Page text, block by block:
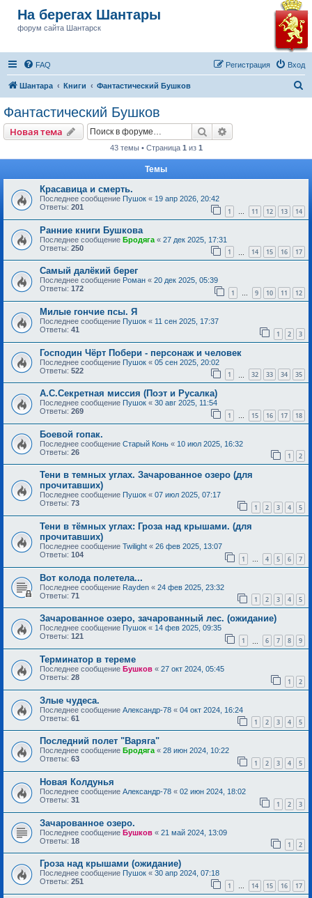
На берегах Шантары
форум сайта Шантарск
FAQ Вход
Регистрация
Шантара Книги Фантастический Бушков
Фантастический Бушков
Новая тема Поиск
43 темы • Страница 1 из 1
Темы
Красавица и смерть.
Последнее сообщение Пушок « 19 апр 2026, 20:42
Ответы: 201 1 … 11 12 13 14
Ранние книги Бушкова
Последнее сообщение Бродяга « 27 дек 2025, 17:31
Ответы: 250 1 14 15 16 17
Самый далёкий берег
Последнее сообщение Роман « 20 дек 2025, 05:39
Ответы: 172 1 … 9 10 11 12
Милые гончие псы. Я
Последнее сообщение Пушок « 11 сен 2025, 17:37
Ответы: 41 1 2 3
Господин Чёрт Побери - персонаж и человек
Последнее сообщение Пушок « 05 сен 2025, 20:02
Ответы: 522 1 32 33 34 35
А.С.Секретная миссия (Поэт и Русалка)
Последнее сообщение Пушок « 30 авг 2025, 11:54
Ответы: 269 1 … 15 16 17 18
Боевой гопак.
Последнее сообщение Старый Конь « 10 июл 2025, 16:32
Ответы: 26 1 2
Тени в темных углах. Зачарованное озеро (для
прочитавших)
Последнее сообщение Пушок « 07 июл 2025, 07:17
Ответы: 73 1 2 3 4 5
Тени в тёмных углах: Гроза над крышами. (для
прочитавших)
Последнее сообщение Twilight « 26 фев 2025, 13:07
Ответы: 104 1 … 4 5 6 7
Вот колода полетела...
Последнее сообщение Rayden « 24 фев 2025, 23:32
Ответы: 71 1 2 3 4 5
Зачарованное озеро, зачарованный лес. (ожидание)
Последнее сообщение Пушок « 14 фев 2025, 09:35
Ответы: 121 1 6 7 8 9
Терминатор в тереме
Последнее сообщение Бушков « 27 окт 2024, 05:45
Ответы: 28 1 2
Злые чудеса.
Последнее сообщение Александр-78 « 04 окт 2024, 16:24
Ответы: 61 1 2 3 4 5
Последний полет "Варяга"
Последнее сообщение Бродяга « 28 июн 2024, 10:22
Ответы: 63 1 2 3 4 5
Новая Колдунья
Последнее сообщение Александр-78 « 02 июн 2024, 18:02
Ответы: 31 1 2 3
Зачарованное озеро.
Последнее сообщение Бушков « 21 май 2024, 13:09
Ответы: 18 1 2
Гроза над крышами (ожидание)
Последнее сообщение Пушок « 30 апр 2024, 07:18
Ответы: 251 1 … 14 15 16 17